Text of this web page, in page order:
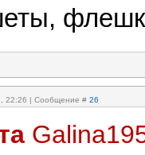
22:26 | Сообщение # 26